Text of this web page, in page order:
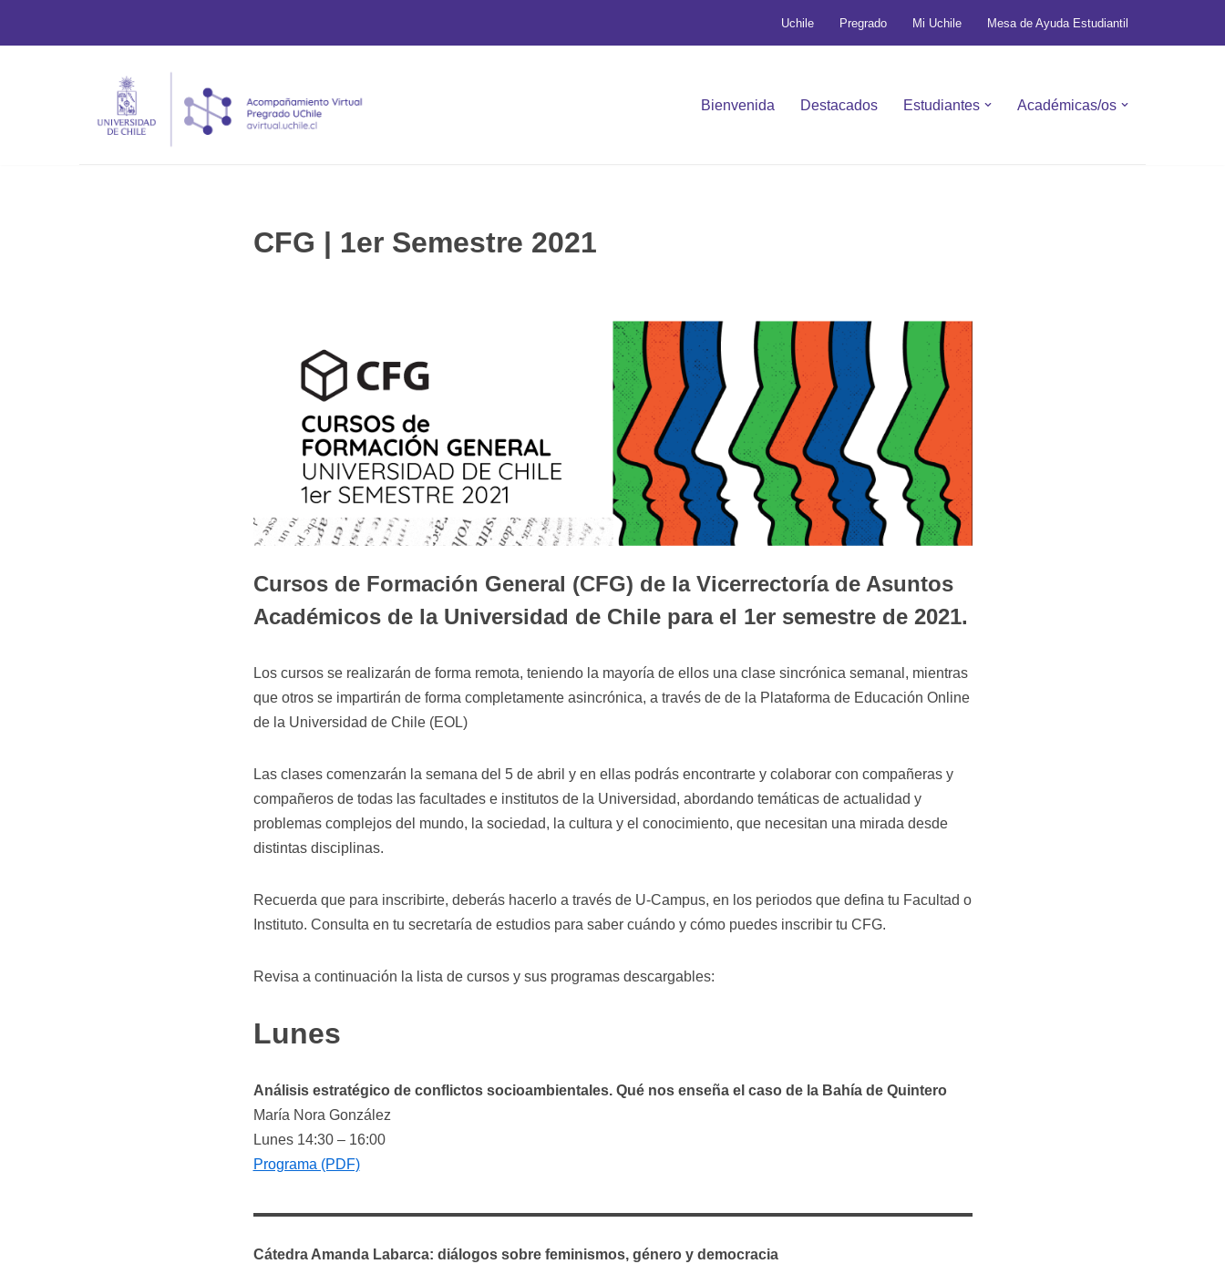
Saltar
Uchile Pregrado Mi Uchile Mesa de Ayuda Estudiantil
Bienvenida Destacados Estudiantes Académicas/os
CFG | 1er Semestre 2021
Cursos de Formación General (CFG) de la Vicerrectoría de Asuntos
Académicos de la Universidad de Chile para el 1er semestre de 2021.
Los cursos se realizarán de forma remota, teniendo la mayoría de ellos una clase sincrónica semanal, mientras
que otros se impartirán de forma completamente asincrónica, a través de de la Plataforma de Educación Online
de la Universidad de Chile (EOL)
Las clases comenzarán la semana del 5 de abril y en ellas podrás encontrarte y colaborar con compañeras y
compañeros de todas las facultades e institutos de la Universidad, abordando temáticas de actualidad y
problemas complejos del mundo, la sociedad, la cultura y el conocimiento, que necesitan una mirada desde
distintas disciplinas.
Recuerda que para inscribirte, deberás hacerlo a través de U-Campus, en los periodos que defina tu Facultad o
Instituto. Consulta en tu secretaría de estudios para saber cuándo y cómo puedes inscribir tu CFG.
Revisa a continuación la lista de cursos y sus programas descargables:
Lunes
Análisis estratégico de conflictos socioambientales. Qué nos enseña el caso de la Bahía de Quintero
María Nora González
Lunes 14:30 – 16:00
Programa (PDF)
Cátedra Amanda Labarca: diálogos sobre feminismos, género y democracia